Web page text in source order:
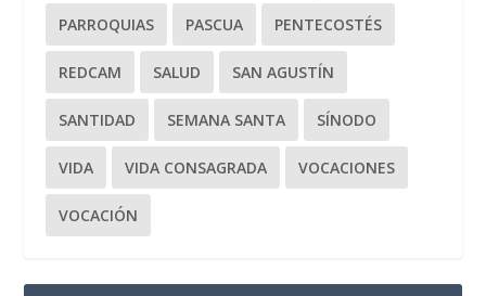
PARROQUIAS PASCUA PENTECOSTÉS
REDCAM SALUD SAN AGUSTÍN
SANTIDAD SEMANA SANTA SÍNODO
VIDA VIDA CONSAGRADA VOCACIONES
VOCACIÓN